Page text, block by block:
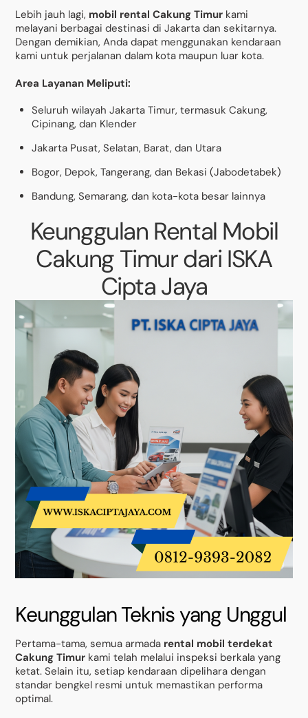
Lebih jauh lagi, mobil rental Cakung Timur kami
melayani berbagai destinasi di Jakarta dan sekitarnya.
Dengan demikian, Anda dapat menggunakan kendaraan
kami untuk perjalanan dalam kota maupun luar kota.
Area Layanan Meliputi:
Seluruh wilayah Jakarta Timur, termasuk Cakung,
Cipinang, dan Klender
Jakarta Pusat, Selatan, Barat, dan Utara
Bogor, Depok, Tangerang, dan Bekasi (Jabodetabek)
Bandung, Semarang, dan kota-kota besar lainnya
Keunggulan Rental Mobil
Cakung Timur dari ISKA
Cipta Jaya
Keunggulan Teknis yang Unggul
Pertama-tama, semua armada rental mobil terdekat
Cakung Timur kami telah melalui inspeksi berkala yang
ketat. Selain itu, setiap kendaraan dipelihara dengan
standar bengkel resmi untuk memastikan performa
optimal.